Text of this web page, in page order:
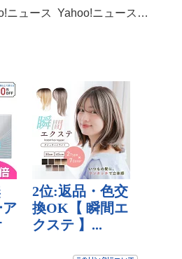
ニュース Yahoo!ニュース…